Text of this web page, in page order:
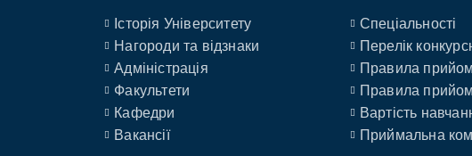
Історія Університету
Нагороди та відзнаки
Адміністрація
Факультети
Кафедри
Вакансії
Спеціальності
Перелік
Правила
Правила
Вартість
Приймальна